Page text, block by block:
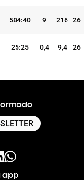
5I
584:40 9 216 26
25:25 0,4 9,4 26
app